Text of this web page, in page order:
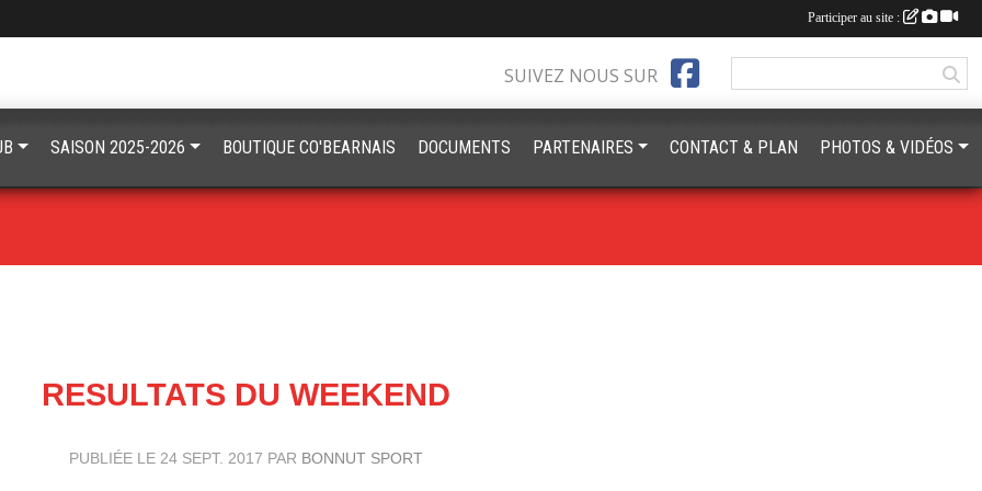
RESULTATS DU WEEKEND
PUBLIÉE LE 24 SEPT. 2017 PAR BONNUT SPORT
SUIVEZ NOUS SUR
SAISON 2025-2026 BOUTIQUE CO'BEARNAIS DOCUMENTS PARTENAIRES CONTACT & PLAN PHOTOS & VIDÉOS
Participer au site :